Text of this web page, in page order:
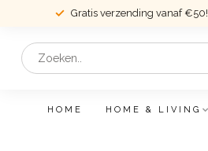
Gratis verzending vanaf €50!
HOME HOME & LIVING